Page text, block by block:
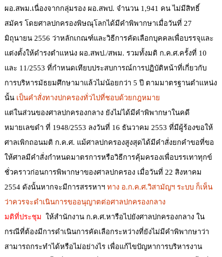
ผอ.สพม.เนื่องจากกลุ่มรอง ผอ.สพป. จำนวน 1 ,941 คน ไม่มีสิทธิ์
สมัคร โดยศาลปกครองพิษณุโลกได้มีคำพิพากษาเมื่อวันที่ 27
มิถุนายน 2556 ว่าหลักเกณฑ์และวิธีการคัดเลือกบุคคลเพื่อบรรจุและ
แต่งตั้งให้ดำรงตำแหน่ง ผอ.สพป./สพม. รวมทั้งมติ ก.ค.ศ.ครั้งที่ 10
และ 11/2553 ที่กำหนดเทียบประสบการณ์การปฏิบัติหน้าที่เกี่ยวกับ
การบริหารมัธยมศึกษามาแล้วไม่น้อยกว่า 5 ปี ตามมาตรฐานตำแหน่ง
นั้น เป็นคำสั่งทางปกครองทั่วไปที่ชอบด้วยกฎหมาย
แต่ในส่วนของศาลปกครองกลาง ยังไม่ได้มีคำพิพากษาในคดี
หมายเลขดำ ที่ 1948/2553 ลงวันที่ 16 ธันวาคม 2553 ที่มีผู้ร้องขอให้
ศาลเพิกถอนมติ ก.ค.ศ. แม้ศาลปกครองสูงสุดได้มีคำสั่งยกคำขอที่ขอ
ให้ศาลมีคำสั่งกำหนดมาตรการหรือวิธีการคุ้มครองเพื่อบรรเทาทุกข์
ชั่วคราวก่อนการพิพากษาของศาลปกครอง เมื่อวันที่ 22 สิงหาคม
2554 ดังนั้นหากจะมีการสรรหาฯทาง อ.ก.ค.ศ.วิสามัญฯ ระบบ ก็เห็น
ว่าควรจะดำเนินการขออนุญาตต่อศาลปกครองกลาง
มติที่ประชุม ให้สำนักงาน ก.ค.ศ.หารือไปยังศาลปกครองกลางใน
กรณีที่ต้องมีการดำเนินการคัดเลือกระหว่างที่ยังไม่มีคำพิพากษาว่า
สามารถกระทำได้หรือไม่อย่างไร เพื่อแก้ไขปัญหาการบริหารงาน